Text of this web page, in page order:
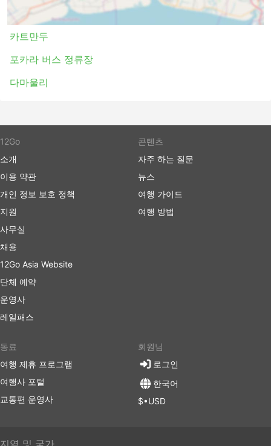
버스는 기차나 비행기로 갈 수 없는 여행지로 가는 최
고의 선택입니다. 버스 네트워크는 종종 거의 전국을
포괄하며 버스 노선은 잘 정립되어 있습니다.
타는 것은 버스 정류장에 미리 도착할 필요가 없습니
다. 국제선에서도 체크인에 많은 시간이 걸리지 않습
니다. 수하물 허용 한도는 일반적으로 매우 여행자 친
할 수 있습니다. 여행자들은 다양한 예산의 좌석을 선
택할 수 있습니다. 더 저렴한 표준 옵션은 약간 느릴
수 있고 최고의 편안함을 제공하지는 않지만 견딜만하
며 목적지까지 데려다줍니다. 장거리 노선을 이용할
경우, 화장실에 갈 수 있는 시간이 주어지며 간식, 물,
때로는 세면 도구와 담요가 거의 포함됩니다.
니스 클래스에 버금가는 좌석을 제공하여 즐거운 여행
을 만들어 드립니다.
버스 여행 단점
할 수 있도록 더 큰 고속도로에 가까운 도시 외곽에 위
치하는 경우가 많습니다. 불행히도 여행자에게도 추가
적인 어려움이 생길 수 있습니다.이러한 터미널로 가
는 것이 어려울 수 있습니다. 일부 목적지에서는 터미
널에 들어갈 수 있는 차량에 대한 제한이 있으며 거기
카트만두
포카라 버스 정류장
다마울리
12Go
소개
이용 약관
개인 정보 보호 정책
지원
사무실
채용
12Go Asia Website
단체 예약
운영사
레일패스
콘텐츠
자주 하는 질문
뉴스
여행 가이드
여행 방법
동료
여행 제휴 프로그램
여행사 포털
교통편 운영사
회원님
로그인
한국어
$•USD
지역 및 국가